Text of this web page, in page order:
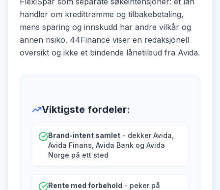
handler om kredittramme og tilbakebetaling,
mens sparing og innskudd har andre vilkår og
annen risiko. 44Finance viser en redaksjonell
oversikt og ikke et bindende lånetilbud fra Avida.
Viktigste fordeler:
Brand-intent samlet - dekker Avida,
Avida Finans, Avida Bank og Avida
Norge på ett sted
Rente med forbehold - peker på